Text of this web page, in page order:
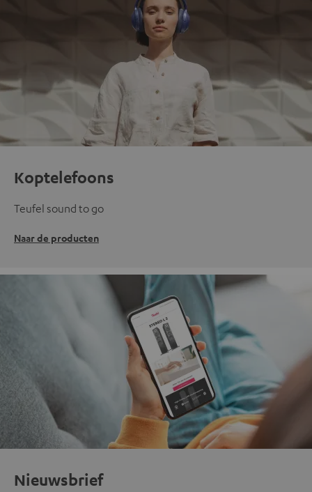
Koptelefoons
Teufel sound to go
Naar de producten
Nieuwsbrief